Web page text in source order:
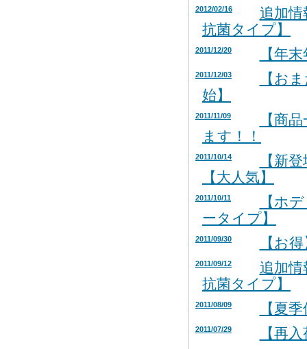
2012/02/16
追加
抗菌タイプ】
2011/12/20 【年
2011/12/03
【お
始】
2011/11/09
【商
ます！！
2011/10/14
【新
【大人気】
2011/10/11
【ホ
ータイプ】
2011/09/30 【お
2011/09/12
追加
抗菌タイプ】
2011/08/09 【夏
2011/07/29 【再